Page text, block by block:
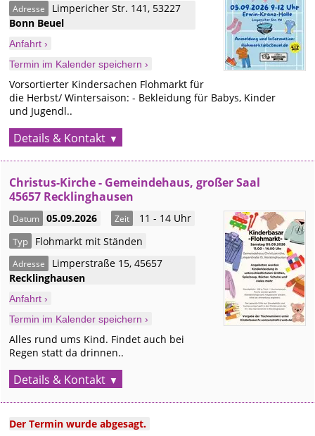
Adresse Limpericher Str. 141, 53227
Bonn Beuel
Anfahrt ›
Termin im Kalender speichern ›
Vorsortierter Kindersachen Flohmarkt für
die Herbst/ Wintersaison: - Bekleidung für Babys, Kinder
und Jugendl..
Details & Kontakt
Christus-Kirche - Gemeindehaus, großer Saal
45657 Recklinghausen
Datum 05.09.2026 Zeit 11 - 14 Uhr
Typ Flohmarkt mit Ständen
Adresse Limperstraße 15,45657
Recklinghausen
Anfahrt ›
Termin im Kalender speichern ›
Alles rund ums Kind. Findet auch bei
Regen statt da drinnen..
Details & Kontakt
Der Termin wurde abgesagt.